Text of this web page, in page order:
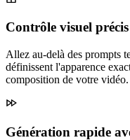
Contrôle visuel précis
Allez au-delà des prompts
définissent l'apparence
composition de votre vidéo.
Génération rapide